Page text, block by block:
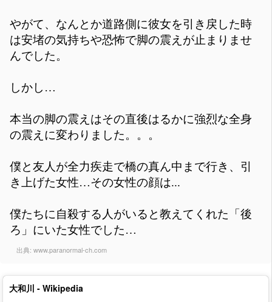
やがて、なんとか道路側に彼女を引き戻した時
は安堵の気持ちや恐怖で脚の震えが止まりませ
んでした。
しかし…
本当の脚の震えはその直後はるかに強烈な全身
の震えに変わりました。。。
僕と友人が全力疾走で橋の真ん中まで行き、引
き上げた女性…その女性の顔は...
僕たちに自殺する人がいると教えてくれた「後
ろ」にいた女性でした…
出典: www.paranormal-ch.com
大和川 - Wikipedia